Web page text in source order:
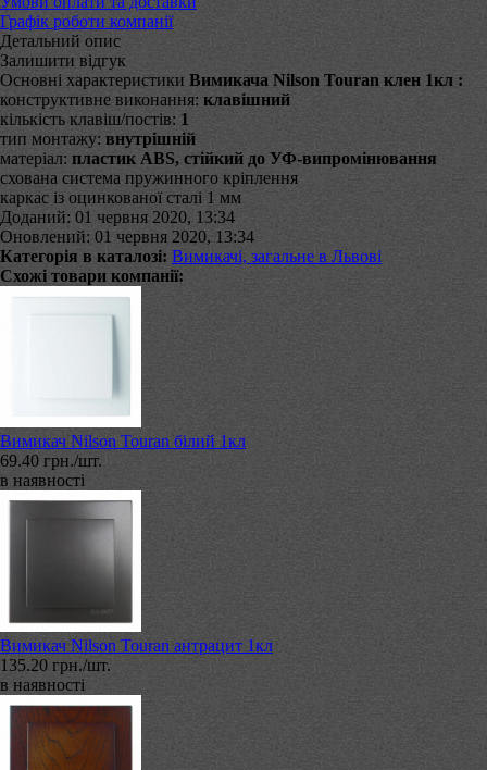
Графік роботи компанії
Детальний опис
Залишити відгук
Основні характеристики Вимикача Nilson Touran клен 1кл :
конструктивне виконання: клавішний
кількість клавіш/постів: 1
тип монтажу: внутрішній
матеріал: пластик ABS, стійкий до УФ-випромінювання
схована система пружинного кріплення
каркас із оцинкованої сталі 1 мм
Доданий: 01 червня 2020, 13:34
Оновлений: 01 червня 2020, 13:34
Категорія в каталозі: Вимикачі, загальне в Львові
Схожі товари компанії:
Вимикач Nilson Touran білий 1кл
69.40 грн./шт.
в наявності
Вимикач Nilson Touran антрацит 1кл
135.20 грн./шт.
в наявності